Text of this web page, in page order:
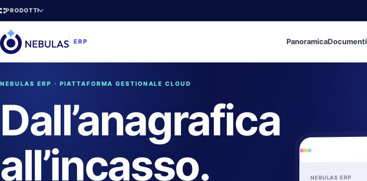
PRODOTTI
ERP PanoramicaDocumenti
NEBULAS ERP · PIATTAFORMA GESTIONALE CLOUD
Dall’anagrafica
all’incasso.
NEBULAS ERP